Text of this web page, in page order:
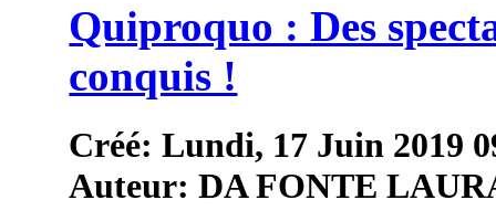
Quiproquo : Des
conquis !
Créé: Lundi, 17 Juin 2019
Auteur: DA FONTE